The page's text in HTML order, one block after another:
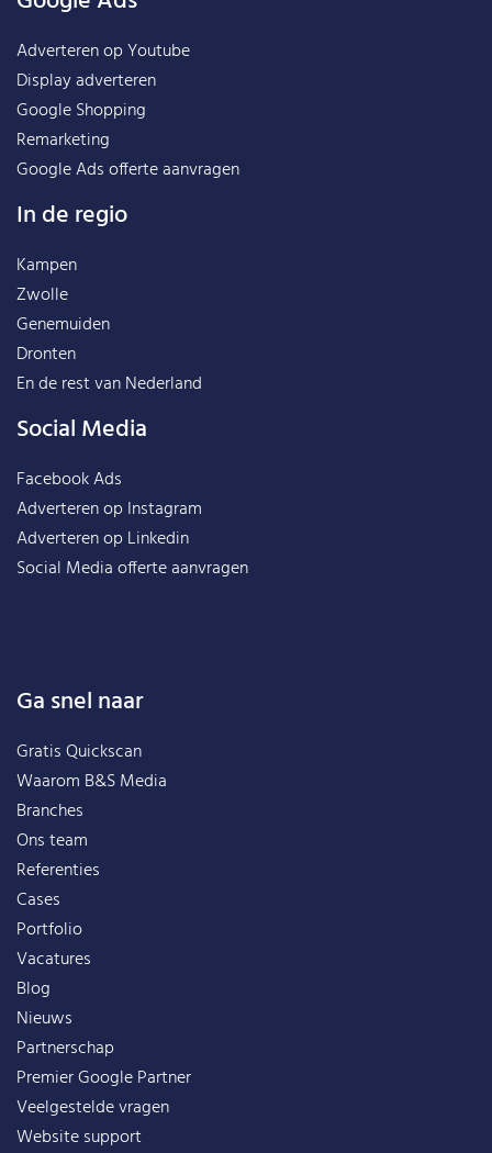
Adverteren op Youtube
Display adverteren
Google Shopping
Remarketing
Google Ads offerte aanvragen
In de regio
Kampen
Zwolle
Genemuiden
Dronten
En de rest vanNederland
Social Media
Facebook Ads
Adverteren op Instagram
Adverteren op Linkedin
Social Media offerte aanvragen
Ga snel naar
Gratis Quickscan
Waarom B&S Media
Branches
Ons team
Referenties
Cases
Portfolio
Vacatures
Blog
Nieuws
Partnerschap
Premier Google Partner
Veelgestelde vragen
Website support